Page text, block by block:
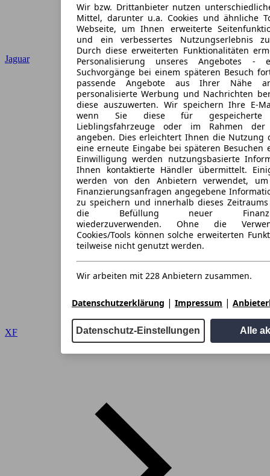
Wir bzw. Drittanbieter nutzen
Mittel, darunter u.a. Cookies und ähnliche
Webseite, um Ihnen erweiterte
und ein verbessertes Nutzungserlebnis
Durch diese erweiterten Funktionalitäten
Personalisierung unseres Angebotes
Suchvorgänge bei einem späteren Besuch
passende Angebote aus Ihrer Nähe
personalisierte Werbung und Nachrichten
diese auszuwerten. Wir speichern Ihre E-
wenn Sie diese für gespeicherte
Lieblingsfahrzeuge oder im Rahmen der
angeben. Dies erleichtert Ihnen die Nutzung
eine erneute Eingabe bei späteren
Einwilligung werden nutzungsbasierte
Ihnen kontaktierte Händler übermittelt.
werden von den Anbietern verwendet,
Finanzierungsanfragen angegebene
zu speichern und innerhalb dieses
die Befüllung neuer
wiederzuverwenden. Ohne die
Cookies/Tools können solche erweiterten
teilweise nicht genutzt werden.
Wir arbeiten mit 228 Anbietern zusammen.
Datenschutzerklärung | Impressum |
Datenschutz-Einstellungen Alle
Jaguar
XF